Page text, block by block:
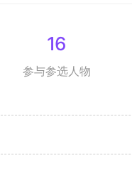
16
参与参选人物